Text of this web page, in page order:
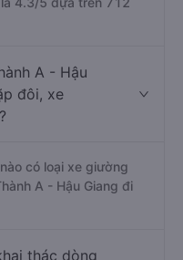
A - Hậu
đôi, xe
có loại xe giường
A - Hậu Giang đi
thác dòng